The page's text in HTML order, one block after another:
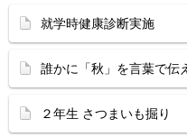
就学時健康診断実施
誰かに「秋」を言葉で伝
２年生 さつまいも掘り